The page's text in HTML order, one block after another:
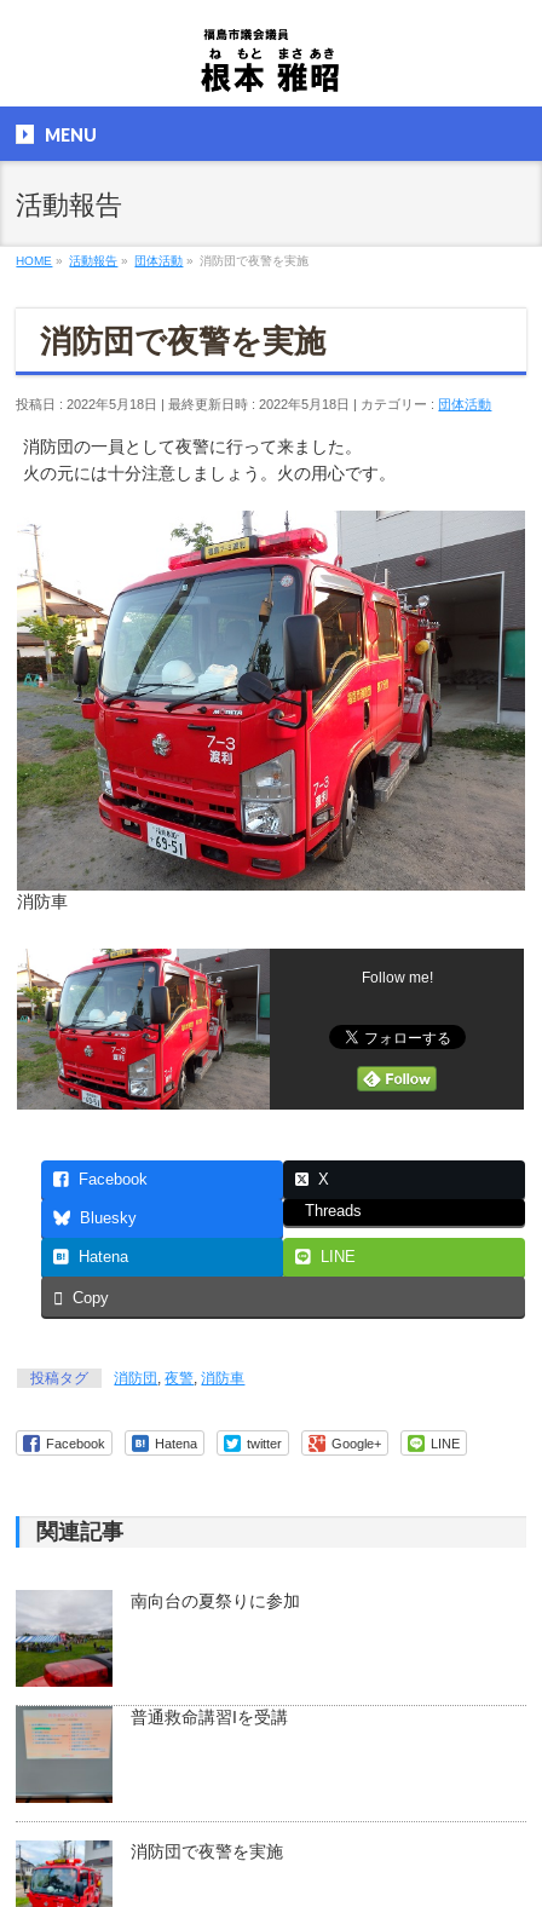
MENU
活動報告
HOME » 活動報告 » 団体活動 » 消防団で夜警を実施
消防団で夜警を実施
投稿日 : 2022年5月18日 最終更新日時 : 2022年5月18日 カテゴリー : 団体活動
消防団の一員として夜警に行って来ました。
火の元には十分注意しましょう。火の用心です。
消防車
Follow me!
Facebook X
Bluesky Threads
Hatena LINE
Copy
投稿タグ 消防団 ,夜警,消防車
Facebook Hatena twitter Google+ LINE
関連記事
南向台の夏祭りに参加
普通救命講習Iを受講
消防団で夜警を実施